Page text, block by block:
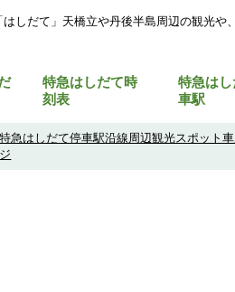
しだて」天橋立や丹後半島周辺の観光や
特急はしだて時
刻表
特急は
車駅
特急はしだて停車駅沿線周辺観光スポット
ジ